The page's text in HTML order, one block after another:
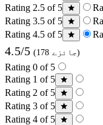
Rating 2.5 of 5
Rating 3.5 of 5
Rating 4.5 of 5
4.5/5 (178 جائزے)
Rating 0 of 5
Rating 1 of 5
Rating 2 of 5
Rating 3 of 5
Rating 4 of 5